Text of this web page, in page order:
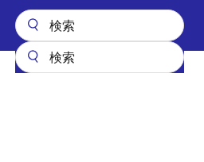
ローラとマイクロプロセッサ